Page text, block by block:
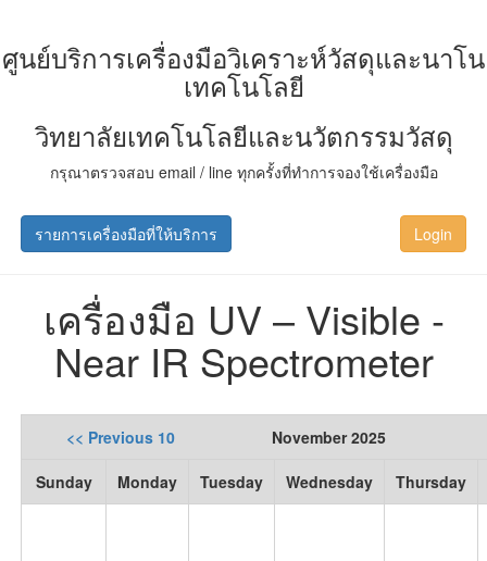
ศูนย์บริการเครื่องมือวิเคราะห์วัสดุและนาโน
เทคโนโลยี
วิทยาลัยเทคโนโลยีและนวัตกรรมวัสดุ
กรุณาตรวจสอบ email / line ทุกครั้งที่ทำการจองใช้เครื่องมือ
รายการเครื่องมือที่ให้บริการ Login
เครื่องมือ UV – Visible -
Near IR Spectrometer
<< Previous 10 November 2025
Sunday Monday Tuesday Wednesday Thursday